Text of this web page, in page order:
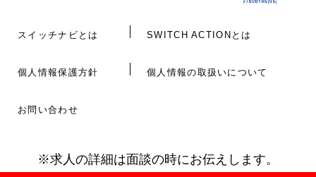
スイッチナビとは SWITCH ACTIONとは
個人情報保護方針 個人情報の取扱いについて
お問い合わせ
※求人の詳細は面談の時にお伝えします。